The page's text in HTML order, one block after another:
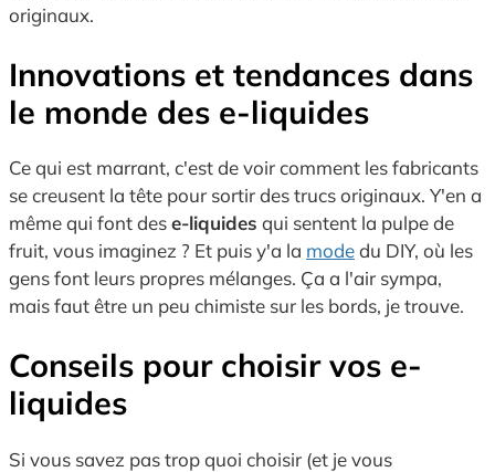
originaux.
Innovations et tendances dans
le monde des e-liquides
Ce qui est marrant, c'est de voir comment les fabricants
se creusent la tête pour sortir des trucs originaux. Y'en a
même qui font dese-liquides qui sentent la pulpe de
fruit, vous imaginez ? Et puis y'a la modedu DIY, où les
gens font leurs propres mélanges. Ça a l'air sympa,
mais faut être un peu chimiste sur les bords, je trouve.
Conseils pour choisir vos e-
liquides
Si vous savez pas trop quoi choisir (et je vous